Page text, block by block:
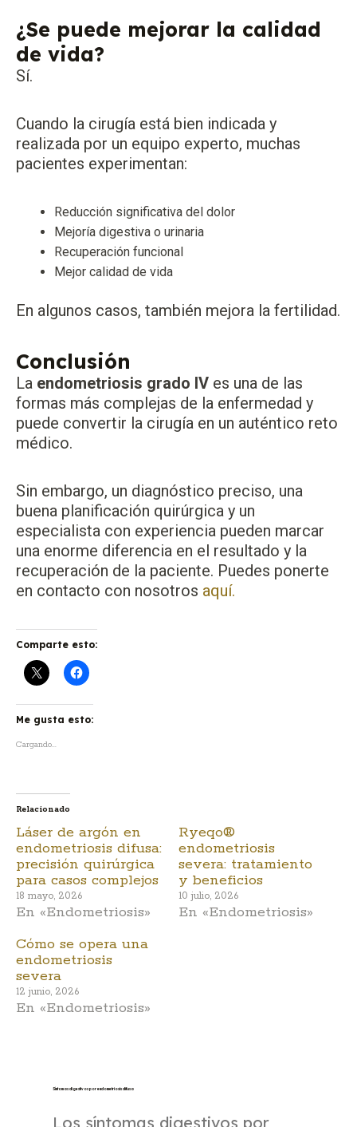
¿Se puede mejorar la calidad
de vida?
Sí.
Cuando la cirugía está bien indicada y
realizada por un equipo experto, muchas
pacientes experimentan:
Reducción significativa del dolor
Mejoría digestiva o urinaria
Recuperación funcional
Mejor calidad de vida
En algunos casos, también mejora la fertilidad.
Conclusión
La endometriosis grado IV es una de las
formas más complejas de la enfermedad y
puede convertir la cirugía en un auténtico reto
médico.
Sin embargo, un diagnóstico preciso, una
buena planificación quirúrgica y un
especialista con experiencia pueden marcar
una enorme diferencia en el resultado y la
recuperación de la paciente. Puedes ponerte
en contacto con nosotros aquí.
Comparte esto:
Me gusta esto:
Cargando...
Relacionado
Láser de argón en
endometriosis difusa:
precisión quirúrgica
para casos complejos
18 mayo, 2026
En «Endometriosis»
Ryeqo®
endometriosis
severa: tratamiento
y beneficios
10 julio, 2026
En «Endometriosis»
Cómo se opera una
endometriosis
severa
12 junio, 2026
En «Endometriosis»
Síntomas digestivos por endometriosis difusa
Los síntomas digestivos por